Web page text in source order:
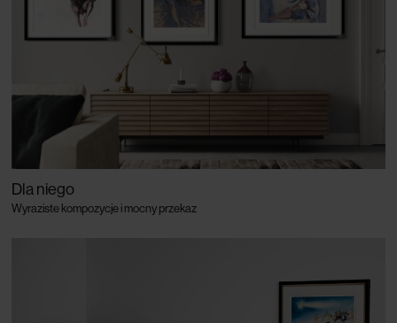
Dla niego
Wyraziste kompozycje i mocny przekaz